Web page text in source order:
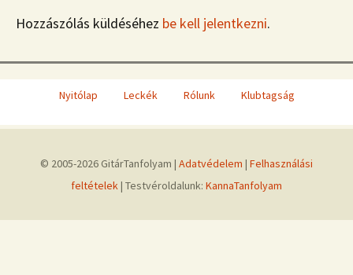
Hozzászólás küldéséhez be kell jelentkezni.
Nyitólap Leckék Rólunk Klubtagság
© 2005-2026 GitárTanfolyam | Adatvédelem | Felhasználási
feltételek| Testvéroldalunk: KannaTanfolyam